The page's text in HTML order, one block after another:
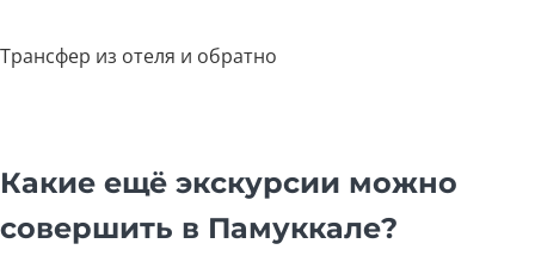
Трансфер из отеля и обратно
Какие ещё экскурсии можно
совершить в Памуккале?